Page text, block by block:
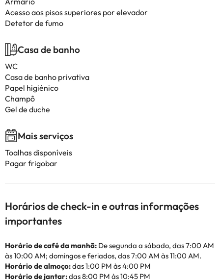
Acesso aos pisos superiores por elevador
Detetor de fumo
Casa de banho
WC
Casa de banho privativa
Papel higiénico
Champô
Gel de duche
Mais serviços
Toalhas disponíveis
Pagar frigobar
Horários de check-in e outras informações
importantes
Horário de café da manhã: De segunda a sábado, das 7:00 AM
às 10:00 AM; domingos e feriados, das 7:00 AM às 11:00 AM.
Horário de almoço:das 1:00 PM às 4:00 PM
Horário de jantar:das 8:00 PM às 10:45 PM